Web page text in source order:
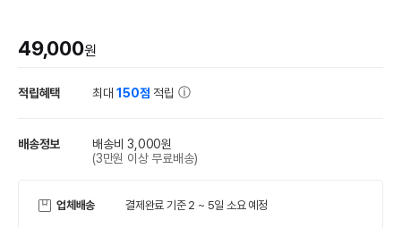
49,000원
적립혜택 최대150점 적립
배송정보
배송비 3,000원
(3만원 이상 무료배송)
업체배송 결제완료 기준 2 ~ 5일 소요 예정